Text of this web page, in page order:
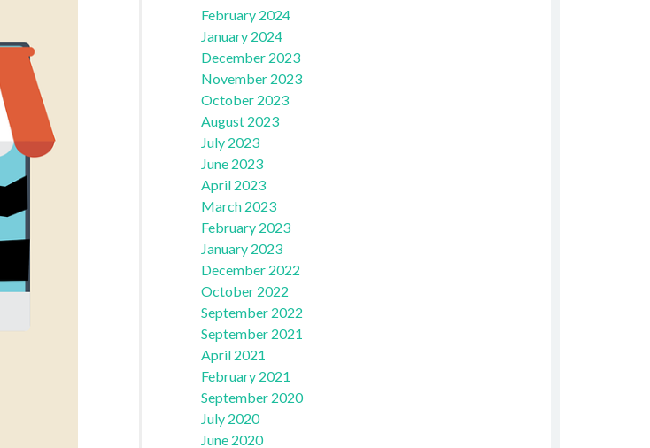
February 2024
January 2024
December 2023
November 2023
October 2023
August 2023
July 2023
June 2023
April 2023
March 2023
February 2023
January 2023
December 2022
October 2022
September 2022
September 2021
April 2021
February 2021
September 2020
July 2020
June 2020